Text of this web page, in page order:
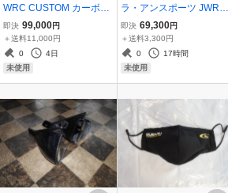
WRC CUSTOM カーボン
ルーフシェル VAB/VAG用
Carbon roof shell for SUB
ARU WRX STi VAB/VAG
受注生産品
即決 99,000円
＋送料11,000円
0
4日
未使用
ラ・アンスポーツ JWRC
CUSTOM スーパー1690
リヤマフラー スズキ スイ
フト スポーツ HT81S型専
用
即決 69,300円
＋送料3,300円
0
17時間
未使用